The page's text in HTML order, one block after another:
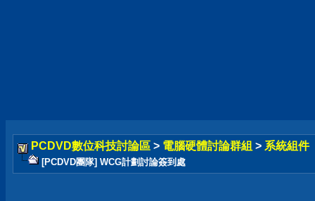
PCDVD數位科技討論區 > 電腦硬體討論群組 > 系統組件
[PCDVD團隊] WCG計劃討論簽到處